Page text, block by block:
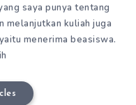
saya punya tentang
melanjutkan kuliah juga
menerima beasiswa.